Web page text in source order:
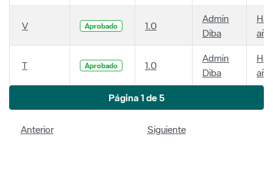
V Aprobado 1.0
Admin
Diba
T Aprobado 1.0
Admin
Diba
Página 1 de 5
Anterior Siguiente